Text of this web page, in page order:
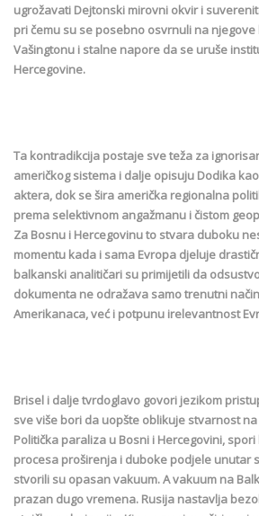
ugrožavati Dejtonski mirovni okvir i
pri čemu su se posebno osvrnuli na
Vašingtonu i stalne napore da se uruše
Hercegovine.
Ta kontradikcija postaje sve teža za
američkog sistema i dalje opisuju Dodika
aktera, dok se šira američka regionalna
prema selektivnom angažmanu i čistom
Za Bosnu i Hercegovinu to stvara duboku
momentu kada i sama Evropa djeluje
balkanski analitičari su primijetili da
dokumenta ne odražava samo trenutni
Amerikanaca, već i potpunu irelevantnost
Brisel i dalje tvrdoglavo govori jezikom
sve više bori da uopšte oblikuje stvarnost
Politička paraliza u Bosni i Hercegovini,
procesa proširenja i duboke podjele unutar
stvorili su opasan vakuum. A vakuum na
prazan dugo vremena. Rusija nastavlja